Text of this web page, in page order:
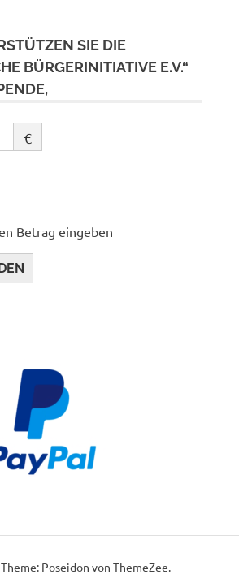
SIE DIE
BÜRGERINITIATIVE E.V.“
€
Betrag eingeben
Poseidon von ThemeZee.